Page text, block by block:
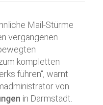
Mail-Stürme
vergangenen
kompletten
führen“, warnt
von
in Darmstadt.